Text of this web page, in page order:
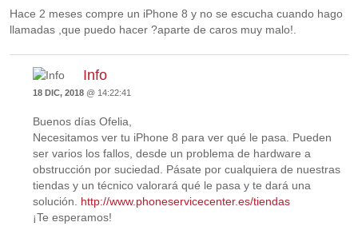
Hace 2 meses compre un iPhone 8 y no se escucha cuando hago
llamadas ,que puedo hacer ?aparte de caros muy malo!.
Info
18 DIC, 2018 @ 14:22:41
Buenos días Ofelia,
Necesitamos ver tu iPhone 8 para ver qué le pasa. Pueden
ser varios los fallos, desde un problema de hardware a
obstrucción por suciedad. Pásate por cualquiera de nuestras
tiendas y un técnico valorará qué le pasa y te dará una
solución. http://www.phoneservicecenter.es/tiendas
¡Te esperamos!